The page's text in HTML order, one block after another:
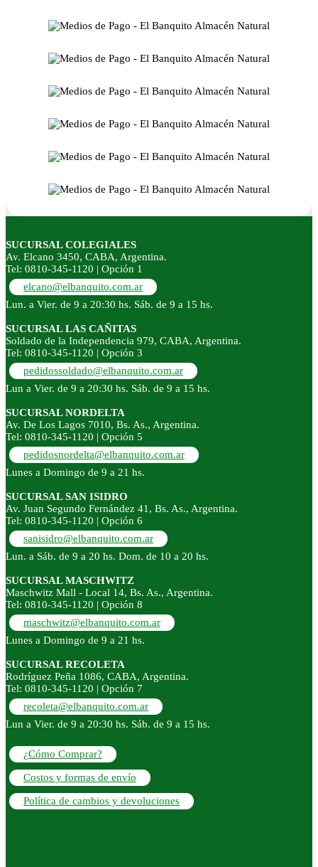
SUCURSAL COLEGIALES
Av. Elcano 3450, CABA, Argentina.
Tel: 0810-345-1120 | Opción 1
elcano@elbanquito.com.ar
Lun. a Vier. de 9 a 20:30 hs. Sáb. de 9 a 15 hs.
SUCURSAL LAS CAÑITAS
Soldado de la Independencia 979, CABA, Argentina.
Tel: 0810-345-1120 | Opción 3
pedidossoldado@elbanquito.com.ar
Lun a Vier. de 9 a 20:30 hs. Sáb. de 9 a 15 hs.
SUCURSAL NORDELTA
Av. De Los Lagos 7010, Bs. As., Argentina.
Tel: 0810-345-1120 | Opción 5
pedidosnordelta@elbanquito.com.ar
Lunes a Domingo de 9 a 21 hs.
SUCURSAL SAN ISIDRO
Av. Juan Segundo Fernández 41, Bs. As., Argentina.
Tel: 0810-345-1120 | Opción 6
sanisidro@elbanquito.com.ar
Lun. a Sáb. de 9 a 20 hs. Dom. de 10 a 20 hs.
SUCURSAL MASCHWITZ
Maschwitz Mall - Local 14, Bs. As., Argentina.
Tel: 0810-345-1120 | Opción 8
maschwitz@elbanquito.com.ar
Lunes a Domingo de 9 a 21 hs.
SUCURSAL RECOLETA
Rodríguez Peña 1086, CABA, Argentina.
Tel: 0810-345-1120 | Opción 7
recoleta@elbanquito.com.ar
Lun a Vier. de 9 a 20:30 hs. Sáb. de 9 a 15 hs.
¿Cómo Comprar?
Costos y formas de envío
Política de cambios y devoluciones